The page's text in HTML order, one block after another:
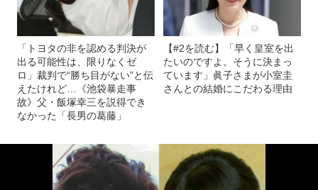
「トヨタの非を認める判決が
出る可能性は、限りなくゼ
ロ」裁判で“勝ち目がない”と伝
えたけれど…《池袋暴走事
故》父・飯塚幸三を説得でき
なかった「長男の葛藤」
【#2を読む】「早く皇室を出
たいのですよ。そうに決まっ
ています」眞子さまが小室圭
さんとの結婚にこだわる理由